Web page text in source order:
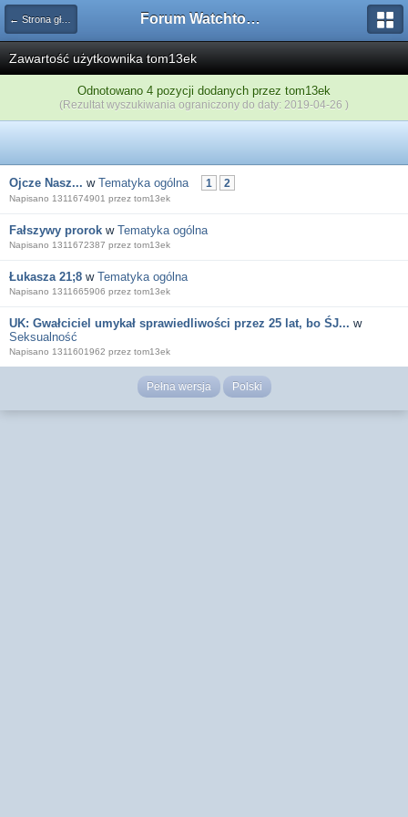
← Strona główna Forum Watchtower
Zawartość użytkownika tom13ek
Odnotowano 4 pozycji dodanych przez tom13ek
(Rezultat wyszukiwania ograniczony do daty: 2019-04-26 )
Ojcze Nasz... w Tematyka ogólna 1 2
Napisano 1311674901 przez tom13ek
Fałszywy prorok w Tematyka ogólna
Napisano 1311672387 przez tom13ek
Łukasza 21;8 w Tematyka ogólna
Napisano 1311665906 przez tom13ek
UK: Gwałciciel umykał sprawiedliwości przez 25 lat, bo ŚJ... w
Seksualność
Napisano 1311601962 przez tom13ek
Pełna wersja Polski